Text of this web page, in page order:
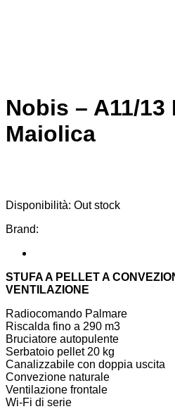
Nobis – A11/13
Maiolica
Disponibilità: Out stock
Brand:
STUFA A PELLET A
VENTILAZIONE
Radiocomando Palmare
Riscalda fino a 290 m3
Bruciatore autopulente
Serbatoio pellet 20 kg
Canalizzabile con doppia uscita
Convezione naturale
Ventilazione frontale
Wi-Fi di serie